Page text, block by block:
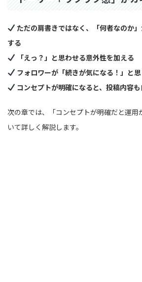
ただの肩書きではなく、「何者なのか
する
「えっ？」と思わせる意外性を加える
フォロワーが「続きが気になる！」と
コンセプトが明確になると、投稿内容
次の章では、「コンセプトが明確だと運用
いて詳しく解説します。